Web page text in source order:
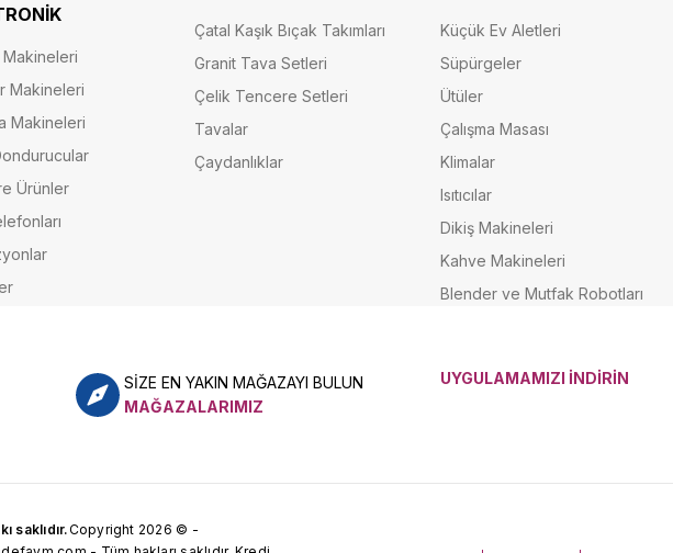
Makineleri
Makineleri
Makineleri
Ürünler
Çatal Kaşık Bıçak Takımları
Granit Tava Setleri
Çelik Tencere Setleri
Tavalar
Çaydanlıklar
Küçük Ev Aletleri
Süpürgeler
Ütüler
Çalışma Masası
Klimalar
Isıtıcılar
Dikiş Makineleri
Kahve Makineleri
Blender ve Mutfak Robotları
SİZE EN YAKIN MAĞAZAYI BULUN
MAĞAZALARIMIZ
UYGULAMAMIZI İNDİRİN
saklıdır.Copyright 2026 © -